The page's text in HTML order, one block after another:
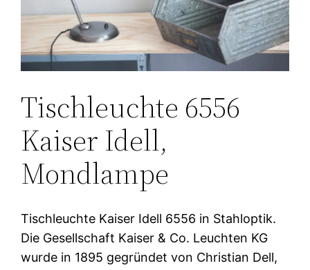
Tischleuchte 6556
Kaiser Idell,
Mondlampe
Tischleuchte Kaiser Idell 6556 in Stahloptik.
Die Gesellschaft Kaiser & Co. Leuchten KG
wurde in 1895 gegründet von Christian Dell,